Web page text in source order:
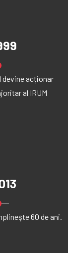
devine acţionar
al IRUM
60 de ani.